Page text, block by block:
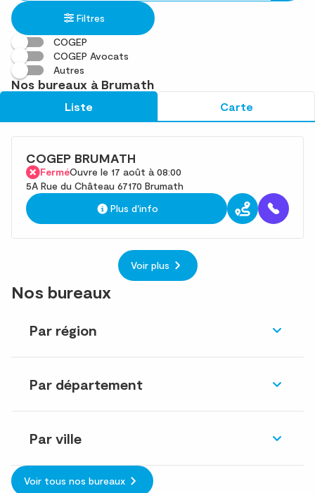
établissement
une
adresse
trouvé(s)
Filtres
COGEP
COGEP Avocats
Autres
Nos bureaux à Brumath
Liste Carte
COGEP BRUMATH
FerméOuvre le 17 août à 08:00
5A Rue du Château 67170 Brumath
Plus d'info
Voir plus
Nos bureaux
Par région
Par département
Par ville
Voir tous nos bureaux